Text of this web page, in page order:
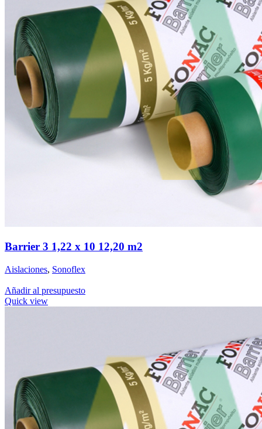
Barrier 3 1,22 x 10 12,20 m2
Aislaciones, Sonoflex
Añadir al presupuesto
Quick view